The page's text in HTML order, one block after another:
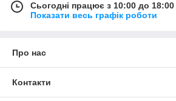
Сьогодні працює з 10:00 до 18:00
Показати весь графік роботи
Про нас
Контакти